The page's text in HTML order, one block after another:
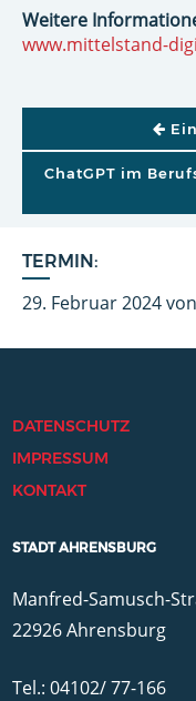
TERMIN:
29. Februar 2024
Weitere
www.mittelstand-
ChatGPT im
DATENSCHUTZ
IMPRESSUM
KONTAKT
STADT AHRENSBURG
Manfred-Samusch-
22926 Ahrensburg
Tel.: 04102/ 77-166